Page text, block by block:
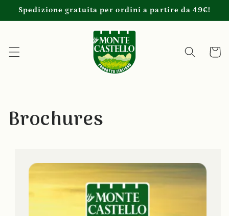
direttamente
ai contenuti
Spedizione gratuita per ordini a partire da 49€!
Carrello
Brochures